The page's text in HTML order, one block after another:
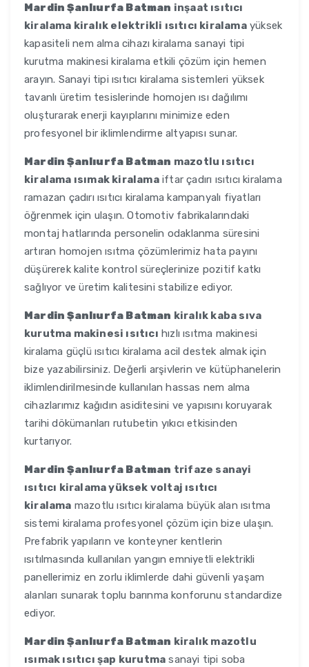
Mardin Şanlıurfa Batman inşaat ısıtıcı
kiralama kiralık elektrikli ısıtıcı kiralamayüksek
kapasiteli nem alma cihazı kiralama sanayi tipi
kurutma makinesi kiralama etkili çözüm için hemen
arayın. Sanayi tipi ısıtıcı kiralama sistemleri yüksek
tavanlı üretim tesislerinde homojen ısı dağılımı
oluşturarak enerji kayıplarını minimize eden
profesyonel bir iklimlendirme altyapısı sunar.
Mardin Şanlıurfa Batman mazotlu ısıtıcı
kiralama ısımak kiralamaiftar çadırı ısıtıcı kiralama
ramazan çadırı ısıtıcı kiralama kampanyalı fiyatları
öğrenmek için ulaşın. Otomotiv fabrikalarındaki
montaj hatlarında personelin odaklanma süresini
artıran homojen ısıtma çözümlerimiz hata payını
düşürerek kalite kontrol süreçlerinize pozitif katkı
sağlıyor ve üretim kalitesini stabilize ediyor.
Mardin Şanlıurfa Batman kiralık kaba sıva
kurutma makinesi ısıtıcı hızlı ısıtma makinesi
kiralama güçlü ısıtıcı kiralama acil destek almak için
bize yazabilirsiniz. Değerli arşivlerin ve kütüphanelerin
iklimlendirilmesinde kullanılan hassas nem alma
cihazlarımız kağıdın asiditesini ve yapısını koruyarak
tarihi dökümanları rutubetin yıkıcı etkisinden
kurtarıyor.
Mardin Şanlıurfa Batman trifaze sanayi
ısıtıcı kiralama yüksek voltaj ısıtıcı
kiralama mazotlu ısıtıcı kiralama büyük alan ısıtma
sistemi kiralama profesyonel çözüm için bize ulaşın.
Prefabrik yapıların ve konteyner kentlerin
ısıtılmasında kullanılan yangın emniyetli elektrikli
panellerimiz en zorlu iklimlerde dahi güvenli yaşam
alanları sunarak toplu barınma konforunu standardize
ediyor.
Mardin Şanlıurfa Batman kiralık mazotlu
ısımak ısıtıcı şap kurutma sanayi tipi soba